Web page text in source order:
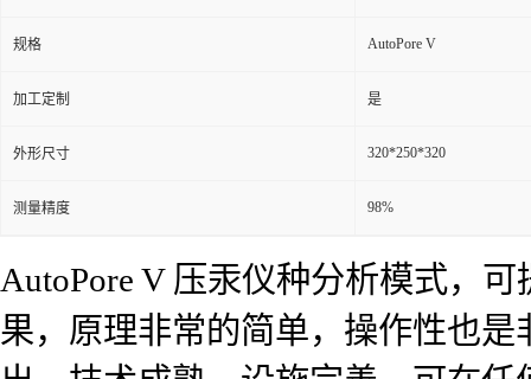
规格 AutoPore V
加工定制 是
外形尺寸 320*250*320
测量精度 98%
AutoPore V 压汞仪种分析模式，
果，原理非常的简单，操作性也